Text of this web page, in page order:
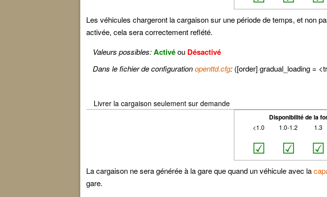
Les véhicules chargeront la cargaison sur une période de temps, et non
activée, cela sera correctement reflété.
Valeurs possibles:Activéou Désactivé
Dans le fichier de configurationopenttd.cfg: ([order] gradual_loading =
Livrer la cargaison seulement sur demande
Disponibilité de la
<1.0
☑
1.0-1.2
☑
1.3
☑
La cargaison ne sera générée à la gare que quand un véhicule avec la
gare.